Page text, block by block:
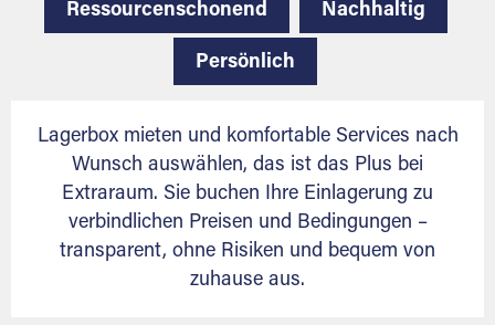
Ressourcenschonend Nachhaltig
Persönlich
Lagerbox mieten und komfortable Services nach
Wunsch auswählen, das ist das Plus bei
Extraraum. Sie buchen Ihre Einlagerung zu
verbindlichen Preisen und Bedingungen –
transparent, ohne Risiken und bequem von
zuhause aus.